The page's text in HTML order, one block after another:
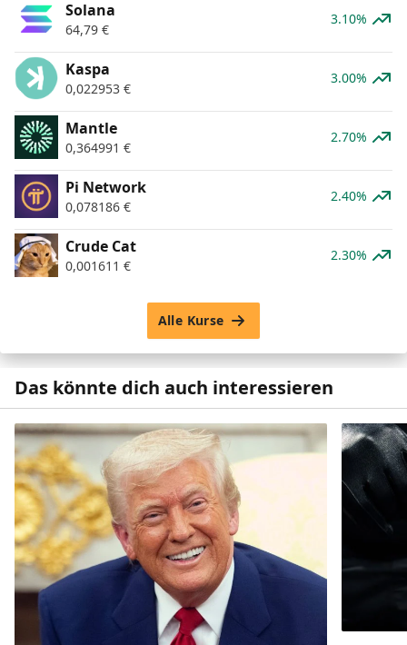
Solana
64,79 €
3.10%
Kaspa
0,022953 €
3.00%
Mantle
0,364991 €
2.70%
Pi Network
0,078186 €
2.40%
Crude Cat
0,001611 €
2.30%
Alle Kurse
Das könnte dich auch interessieren